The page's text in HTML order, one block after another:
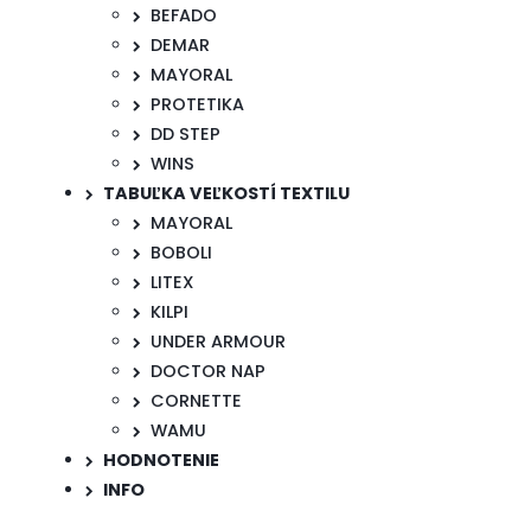
BEFADO
DEMAR
MAYORAL
PROTETIKA
DD STEP
WINS
TABUĽKA VEĽKOSTÍ TEXTILU
MAYORAL
BOBOLI
LITEX
KILPI
UNDER ARMOUR
DOCTOR NAP
CORNETTE
WAMU
HODNOTENIE
INFO